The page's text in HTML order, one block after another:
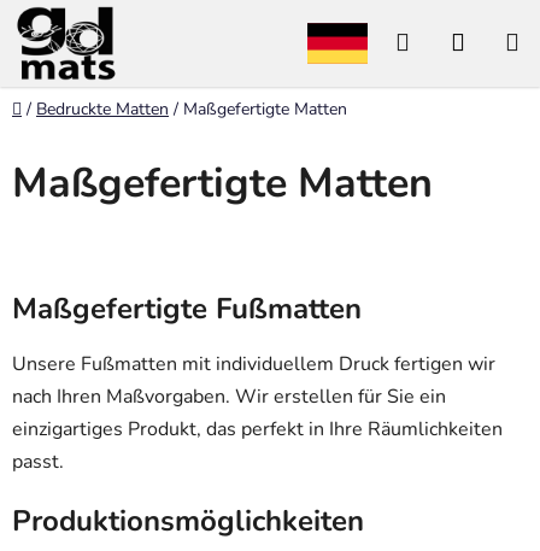
Zum
Inhalt
springen
Suchen
Startseite
/ Bedruckte Matten / Maßgefertigte Matten
Maßgefertigte Matten
Maßgefertigte Fußmatten
Unsere Fußmatten mit individuellem Druck fertigen wir
nach Ihren Maßvorgaben. Wir erstellen für Sie ein
einzigartiges Produkt, das perfekt in Ihre Räumlichkeiten
passt.
Produktionsmöglichkeiten